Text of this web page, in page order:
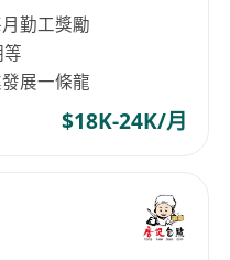
勤工獎勵
展一條龍
$18K-24K/月